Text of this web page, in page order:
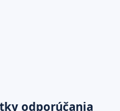
odporúčania